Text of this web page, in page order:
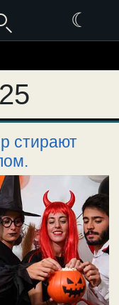
☾
стирают